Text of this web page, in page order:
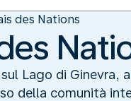
des Nations
Lago di Ginevra,
della comunità